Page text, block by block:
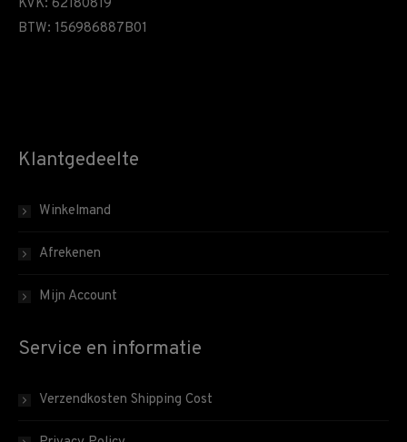
KVK: 62180819
BTW: 156986887B01
Klantgedeelte
Winkelmand
Afrekenen
Mijn Account
Service en informatie
Verzendkosten Shipping Cost